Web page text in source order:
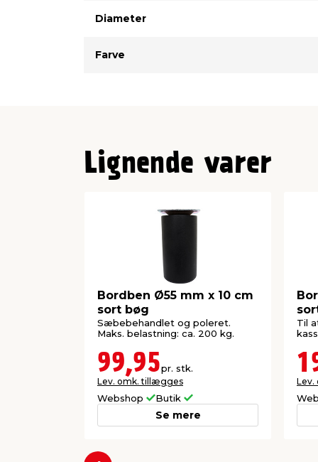
Maks. belastning: ca. 200 kg
Diameter
Farve
Lignende varer
Bordben Ø55 mm x 10 cm
sort bøg
Sæbebehandlet og poleret.
Maks. belastning: ca. 200 kg.
99,95pr. stk.
Lev. omk. tillægges
Webshop Butik
Se mere
Til